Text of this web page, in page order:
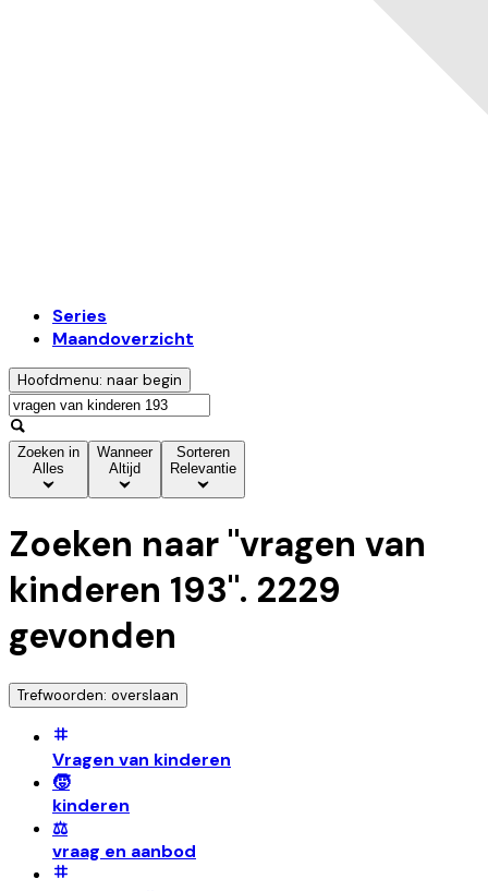
Series
Maandoverzicht
Hoofdmenu: naar begin
Zoeken in
Alles
Wanneer
Altijd
Sorteren
Relevantie
Zoeken naar "vragen van
kinderen 193". 2229
gevonden
Trefwoorden: overslaan
Vragen van kinderen
🧒
kinderen
⚖️
vraag en aanbod